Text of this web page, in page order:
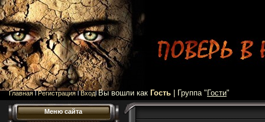
ГлавнаяlРегистрацияlВходlВы вошли как Гость | Группа "Гости"
Меню сайта